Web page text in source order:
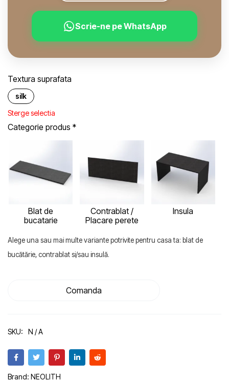
Scrie-ne pe WhatsApp
Textura suprafata
silk
Sterge selectia
Categorie produs *
Blat de
bucatarie
Contrablat /
Placare perete
Insula
Alege una sau mai multe variante potrivite pentru casa ta: blat de
bucătărie, contrablat si/sau insulă.
Comanda
SKU: N / A
Brand: NEOLITH